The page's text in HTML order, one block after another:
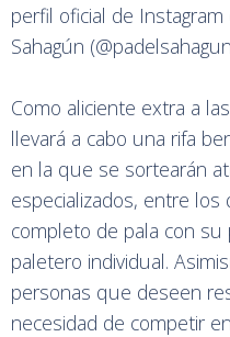
perfil oficial de
Sahagún
Como aliciente extra a
llevará a cabo una rifa
en la que se sortearán
especializados, entre
completo de pala con
paletero individual.
personas que deseen
necesidad de competir